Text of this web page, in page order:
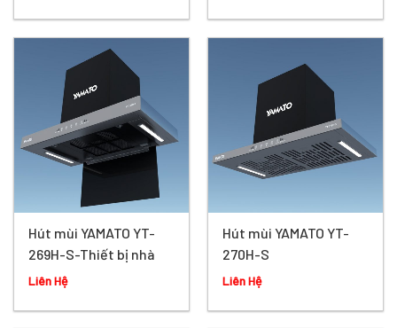
Hút mùi YAMATO YT-
269H-S-Thiết bị nhà
bếp YAMATO
Liên Hệ
Hút mùi YAMATO YT-
270H-S
Liên Hệ